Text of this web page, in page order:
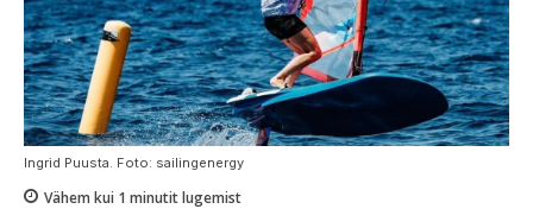
Ingrid Puusta. Foto: sailingenergy
Vähem kui 1 minutit lugemist